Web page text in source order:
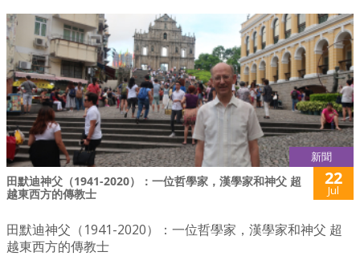
新聞
田默迪神父（1941-2020）：一位哲學家，漢學家和神父 超
越東西方的傳教士
22
Jul
田默迪神父（1941-2020）：一位哲學家，漢學家和神父 超
越東西方的傳教士